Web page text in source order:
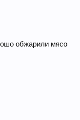
обжарили мясо